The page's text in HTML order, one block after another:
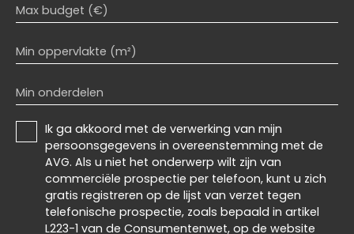
Max budget (€)
Min oppervlakte (m²)
Min onderdelen
Ik ga akkoord met de verwerking van mijn
persoonsgegevens in overeenstemming met de
AVG. Als u niet het onderwerp wilt zijn van
commerciële prospectie per telefoon, kunt u zich
gratis registreren op de lijst van verzet tegen
telefonische prospectie, zoals bepaald in artikel
L223-1 van de Consumentenwet, op de website